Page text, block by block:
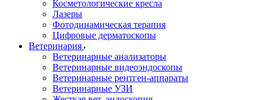
Косметологические кресла
Лазеры
Фотодинамическая терапия
Цифровые дерматоскопы
Ветеринария
Ветеринарные анализаторы
Ветеринарные видеоэндоскопы
Ветеринарные рентген-аппараты
Ветеринарные УЗИ